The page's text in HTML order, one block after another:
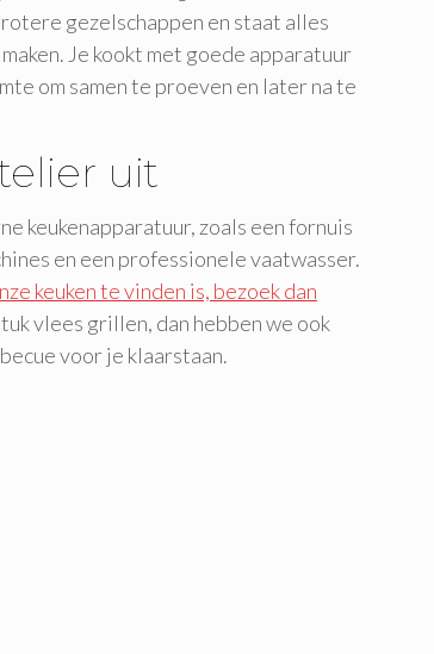
gezelschappen en staat alles
Je kookt met goede apparatuur
om samen te proeven en later na te
uit
keukenapparatuur, zoals een fornuis
en een professionele vaatwasser.
keuken te vinden is, bezoek dan
vlees grillen, dan hebben we ook
voor je klaarstaan.